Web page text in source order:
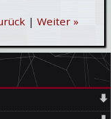
| Weiter »